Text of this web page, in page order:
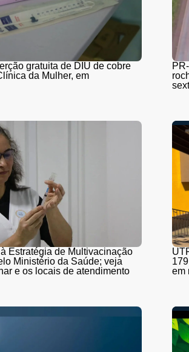
gratuita de DIU de cobre
da Mulher, em
Estratégia de Multivacinação
Ministério da Saúde; veja
e os locais de atendimento
em